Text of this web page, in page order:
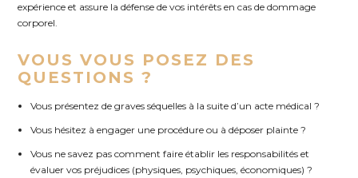
expérience et assure la défense de vos intérêts en cas de dommage
corporel.
VOUS VOUS POSEZ DES
QUESTIONS ?
Vous présentez de graves séquelles à la suite d’un acte médical ?
Vous hésitez à engager une procédure ou à déposer plainte ?
Vous ne savez pas comment faire établir les responsabilités et
évaluer vos préjudices (physiques, psychiques, économiques) ?